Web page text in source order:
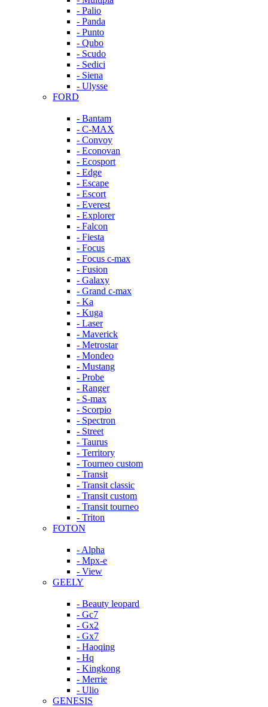
- Palio
- Panda
- Punto
- Qubo
- Scudo
- Sedici
- Siena
- Ulysse
FORD
- Bantam
- C-MAX
- Convoy
- Econovan
- Ecosport
- Edge
- Escape
- Escort
- Everest
- Explorer
- Falcon
- Fiesta
- Focus
- Focus c-max
- Fusion
- Galaxy
- Grand c-max
- Ka
- Kuga
- Laser
- Maverick
- Metrostar
- Mondeo
- Mustang
- Probe
- Ranger
- S-max
- Scorpio
- Spectron
- Street
- Taurus
- Territory
- Tourneo custom
- Transit
- Transit classic
- Transit custom
- Transit tourneo
- Triton
FOTON
- Alpha
- Mpx-e
- View
GEELY
- Beauty leopard
- Gc7
- Gx2
- Gx7
- Haoqing
- Hq
- Kingkong
- Merrie
- Ulio
GENESIS